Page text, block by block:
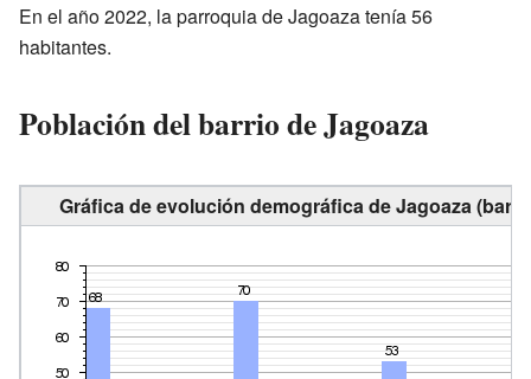
En el año 2022, la parroquia de Jagoaza tenía 56
habitantes.
Población del barrio de Jagoaza
Gráfica de evolución demográfica de Jagoaza